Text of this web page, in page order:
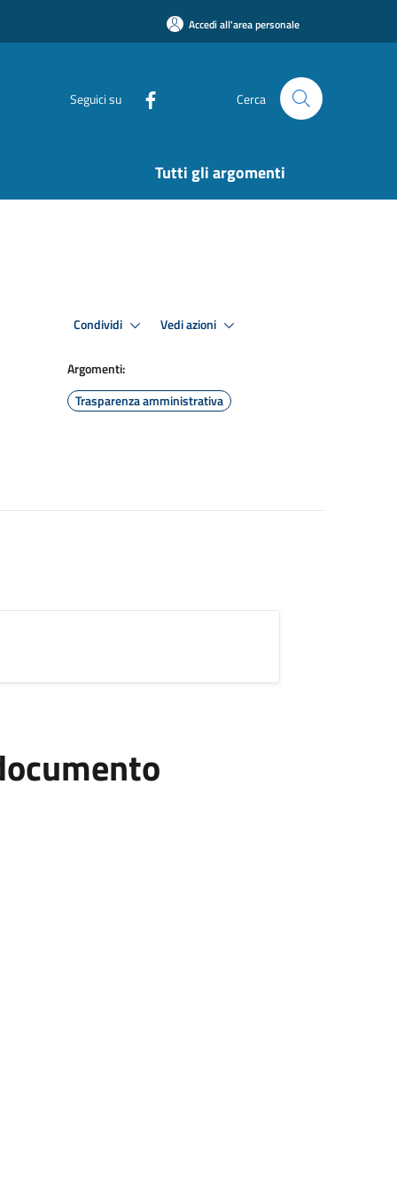
Accedi all'area personale
Seguici su Cerca
Tutti gli argomenti
Condividi Vedi azioni
Argomenti:
Trasparenza amministrativa